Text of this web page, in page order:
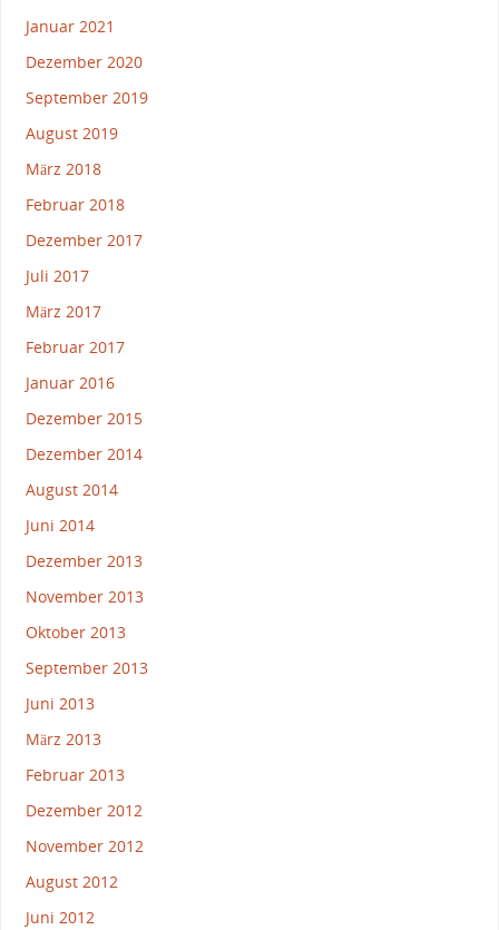
Januar 2021
Dezember 2020
September 2019
August 2019
März 2018
Februar 2018
Dezember 2017
Juli 2017
März 2017
Februar 2017
Januar 2016
Dezember 2015
Dezember 2014
August 2014
Juni 2014
Dezember 2013
November 2013
Oktober 2013
September 2013
Juni 2013
März 2013
Februar 2013
Dezember 2012
November 2012
August 2012
Juni 2012